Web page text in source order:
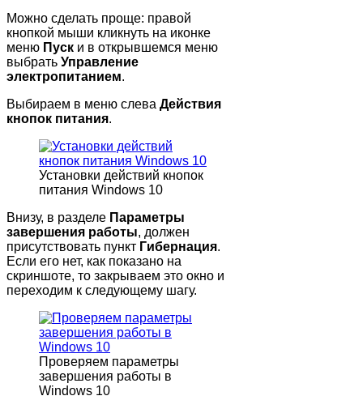
Можно сделать проще: правой
кнопкой мыши кликнуть на иконке
меню Пуск и в открывшемся меню
выбрать Управление
электропитанием.
Выбираем в меню слева Действия
кнопок питания.
Установки действий кнопок
питания Windows 10
Внизу, в разделе Параметры
завершения работы, должен
присутствовать пункт Гибернация.
Если его нет, как показано на
скриншоте, то закрываем это окно и
переходим к следующему шагу.
Проверяем параметры
завершения работы в
Windows 10